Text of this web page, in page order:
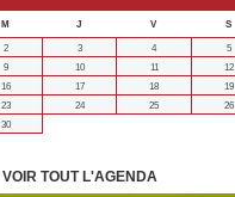
M J V S
2 3 4 5
9 10 11 12
16 17 18 19
23 24 25 26
30
VOIR TOUT L'AGENDA